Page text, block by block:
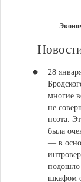
28
многие
не
поэта.
была
— в
подошло
шкафом